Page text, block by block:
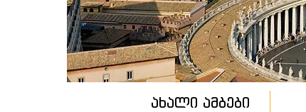
ახალი ამბები